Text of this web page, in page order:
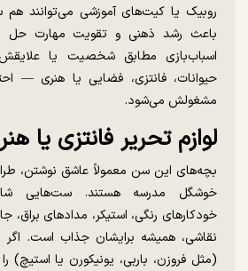
روبیک یا کیت‌های آموزشی می‌توانند هم
باعث رشد ذهنی و تقویت مهارت حل
اسباب‌بازی مطابق شخصیت یا
حیوانات، فانتزی، فضایی یا هنری —
مشغولش می‌شود.
لوازم تحریر فانتزی یا
بچه‌های این سن معمولاً عاشق نوشتن،
خوشگل مدرسه هستند. ست‌هایی
خودکار‌های رنگی، استیکر، مداد‌های براق،
نقاشی، همیشه برایشان جذاب است.
(مثل فروزن، باربی، یونیکورن یا استیچ)